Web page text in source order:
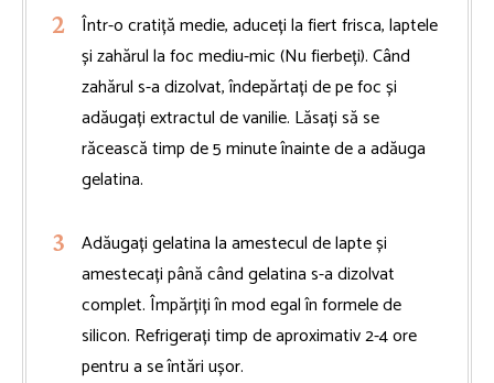
Într-o cratiță medie, aduceți la fiert frisca, laptele
și zahărul la foc mediu-mic (Nu fierbeți). Când
zahărul s-a dizolvat, îndepărtați de pe foc și
adăugați extractul de vanilie. Lăsați să se
răcească timp de 5 minute înainte de a adăuga
gelatina.
Adăugați gelatina la amestecul de lapte și
amestecați până când gelatina s-a dizolvat
complet. Împărțiți în mod egal în formele de
silicon. Refrigerați timp de aproximativ 2-4 ore
pentru a se întări ușor.